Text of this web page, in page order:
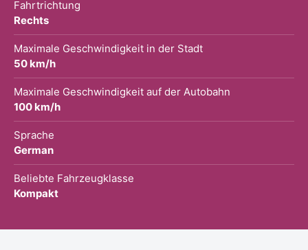
Fahrtrichtung
Rechts
Maximale Geschwindigkeit in der Stadt
50 km/h
Maximale Geschwindigkeit auf der Autobahn
100 km/h
Sprache
German
Beliebte Fahrzeugklasse
Kompakt